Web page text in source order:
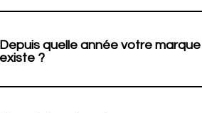
quelle année votre marque
?